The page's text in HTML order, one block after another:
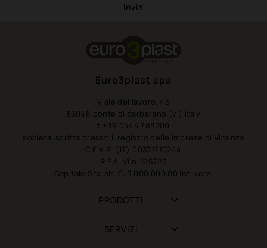
Invia
Euro3plast spa
Viale del lavoro, 45
36048 ponte di barbarano (vi) italy
t +39 0444 788200
società iscritta presso il registro delle imprese di Vicenza
C.F e P.I (IT) 00331710244
R.E.A. Vi n. 125725
Capitale Sociale €: 3.000.000,00 int. vers.
PRODOTTI
SERVIZI